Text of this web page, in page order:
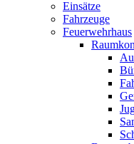
Einsätze
Fahrzeuge
Feuerwehrhaus